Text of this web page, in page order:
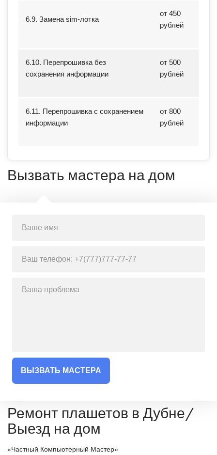
6.9. Замена sim-лотка
от 450
рублей
6.10. Перепрошивка без
сохранения информации
от 500
рублей
6.11. Перепрошивка с сохранением
информации
от 800
рублей
Вызвать мастера на дом
ВЫЗВАТЬ МАСТЕРА
Ремонт плашетов в Дубне/
Выезд на дом
«Частный Компьютерный Мастер»